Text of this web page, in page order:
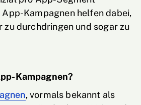
Kampagnen helfen dabei,
zu durchdringen und sogar zu
Kampagnen?
, vormals bekannt als